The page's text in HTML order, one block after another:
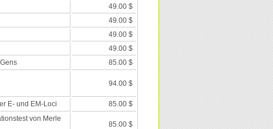
49.00 $
49.00 $
49.00 $
49.00 $
85.00 $
94.00 $
E- und EM-Loci 85.00 $
von Merle
85.00 $